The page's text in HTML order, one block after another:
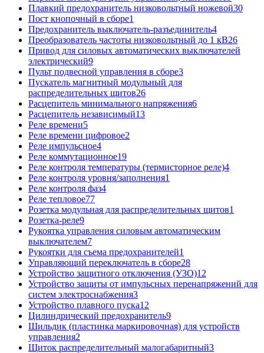
Плавкий предохранитель низковольтный ножевой30
Пост кнопочный в сборе1
Предохранитель выключатель-разъединитель4
Преобразователь частоты низковольтный до 1 кВ26
Привод для силовых автоматических выключателей
электрический9
Пульт подвесной управления в сборе3
Пускатель магнитный модульный для
распределительных щитов26
Расцепитель минимального напряжения6
Расцепитель независимый13
Реле времени5
Реле времени цифровое2
Реле импульсное4
Реле коммутационное19
Реле контроля температуры (термисторное реле)4
Реле контроля уровня/заполнения1
Реле контроля фаз4
Реле тепловое77
Розетка модульная для распределительных щитов1
Розетка-реле9
Рукоятка управления силовым автоматическим
выключателем7
Рукоятки для съема предохранителей1
Управляющий переключатель в сборе28
Устройство защитного отключения (УЗО)12
Устройство защиты от импульсных перенапряжений для
систем электроснабжения3
Устройство плавного пуска12
Цилиндрический предохранитель9
Шильдик (пластинка маркировочная) для устройств
управления2
Щиток распределительный малогабаритный3